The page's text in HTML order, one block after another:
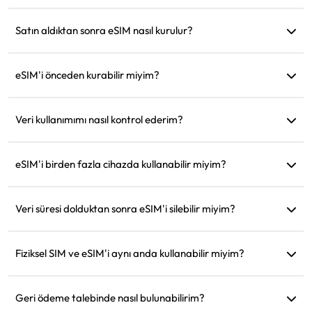
telefonunuzdakiyle aynı olacaktır.
Satın aldıktan sonra eSIM nasıl kurulur?
talimatlarını takip edin.
eSIM'i önceden kurabilir miyim?
varır varmaz hemen kullanabilirsiniz.
Veri kullanımımı nasıl kontrol ederim?
edebilirsiniz.
eSIM'i birden fazla cihazda kullanabilir miyim?
müşteri desteğiyle iletişime geçin.
Veri süresi dolduktan sonra eSIM'i silebilir miyim?
yükleme yapmak üzere saklayabilirsiniz.
Fiziksel SIM ve eSIM'i aynı anda kullanabilir miyim?
eSIM'de mobil veriyi etkinleştirin.
Geri ödeme talebinde nasıl bulunabilirim?